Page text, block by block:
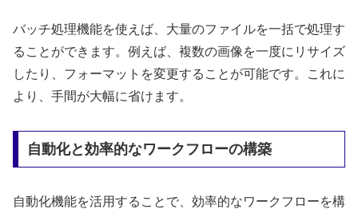
バッチ処理機能を使えば、大量のファイルを一括で処理す
ることができます。例えば、複数の画像を一度にリサイズ
したり、フォーマットを変更することが可能です。これに
より、手間が大幅に省けます。
自動化と効率的なワークフローの構築
自動化機能を活用することで、効率的なワークフローを構